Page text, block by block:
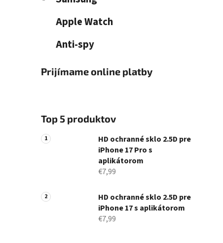
Apple Watch
Anti-spy
Prijímame online platby
Top 5 produktov
HD ochranné sklo 2.5D pre
iPhone 17 Pro s
aplikátorom
€7,99
HD ochranné sklo 2.5D pre
iPhone 17 s aplikátorom
€7,99